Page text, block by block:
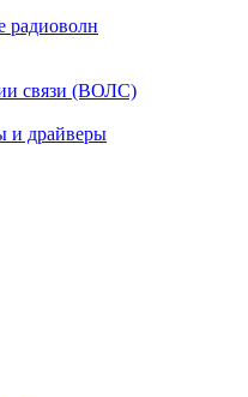
радиоволн
связи (ВОЛС)
и драйверы